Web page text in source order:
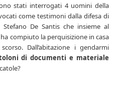
stati interrogati 4 uomini della
come testimoni dalla difesa di
Stefano De Santis che insieme al
compiuto la perquisizione in casa
Dall’abitazione i gendarmi
di documenti e materiale